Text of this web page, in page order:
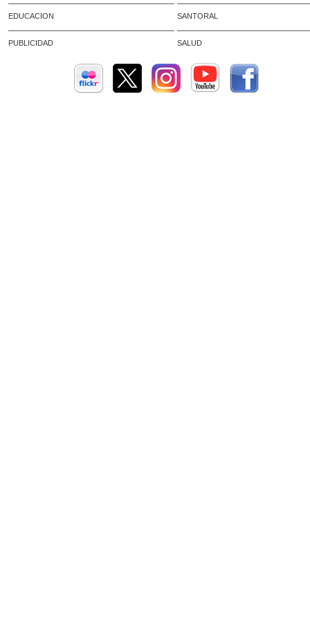
EDUCACION SANTORAL
PUBLICIDAD SALUD